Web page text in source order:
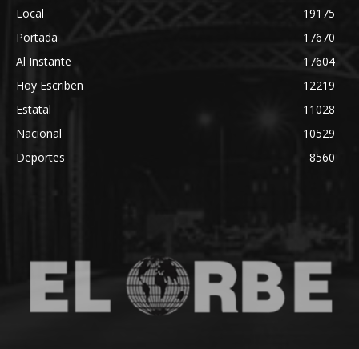
Local
19175
Portada
17670
Al Instante
17604
Hoy Escriben
12219
Estatal
11028
Nacional
10529
Deportes
8560